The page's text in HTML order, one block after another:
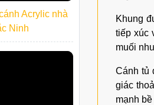
Khung
tiếp xúc
muối
Cánh tủ
giác
mạnh
Acrylic nhà
Ninh